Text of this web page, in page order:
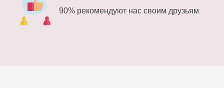
90% рекомендуют нас своим друзьям